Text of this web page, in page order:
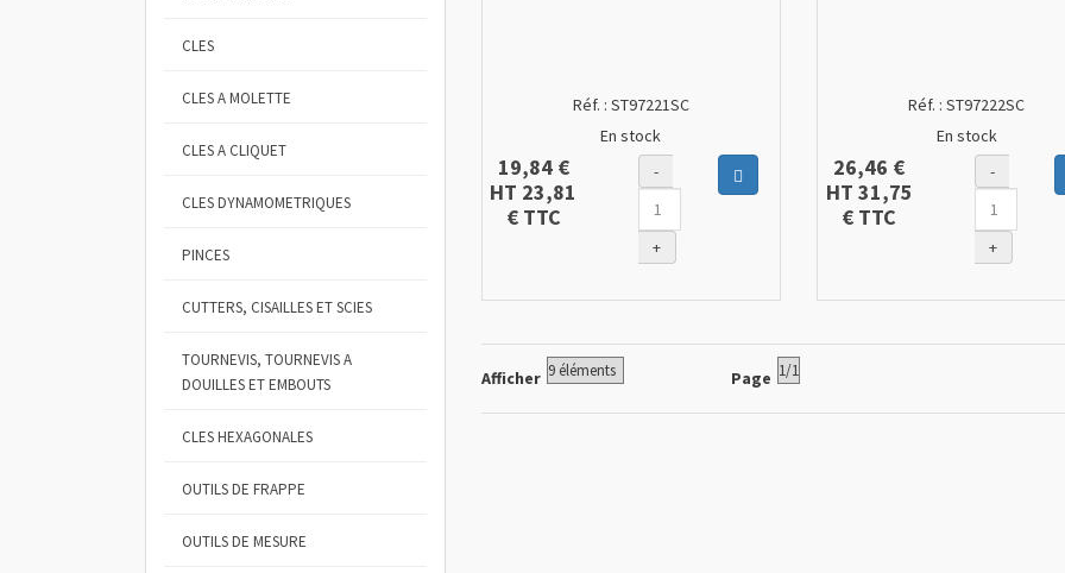
CLES
CLES A MOLETTE
CLES A CLIQUET
CLES DYNAMOMETRIQUES
PINCES
CUTTERS, CISAILLES ET SCIES
TOURNEVIS, TOURNEVIS A
DOUILLES ET EMBOUTS
CLES HEXAGONALES
OUTILS DE FRAPPE
OUTILS DE MESURE
Réf. : ST97221SC
En stock
19,84 €
HT 23,81
€TTC
-
+
Ajouter au panier
Réf. :ST97222SC
En stock
26,46 €
HT 31,75
€ TTC
-
+
Afficher Page